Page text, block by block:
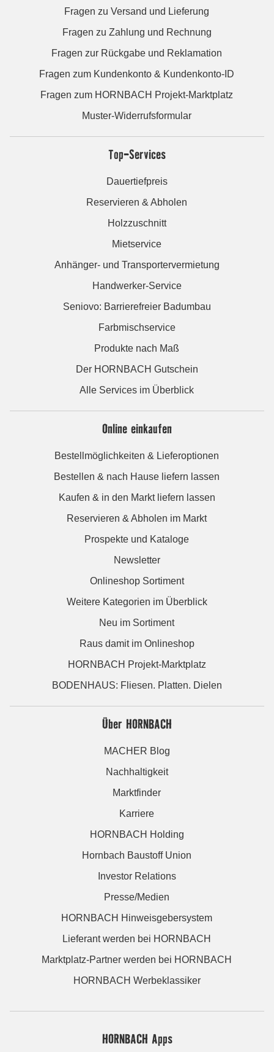
Fragen zu Versand und Lieferung
Fragen zu Zahlung und Rechnung
Fragen zur Rückgabe und Reklamation
Fragen zum Kundenkonto & Kundenkonto-ID
Fragen zum HORNBACH Projekt-Marktplatz
Muster-Widerrufsformular
Top-Services
Dauertiefpreis
Reservieren & Abholen
Holzzuschnitt
Mietservice
Anhänger- und Transportervermietung
Handwerker-Service
Seniovo: Barrierefreier Badumbau
Farbmischservice
Produkte nach Maß
Der HORNBACH Gutschein
Alle Services im Überblick
Online einkaufen
Bestellmöglichkeiten & Lieferoptionen
Bestellen & nach Hause liefern lassen
Kaufen & in den Markt liefern lassen
Reservieren & Abholen im Markt
Prospekte und Kataloge
Newsletter
Onlineshop Sortiment
Weitere Kategorien im Überblick
Neu im Sortiment
Raus damit im Onlineshop
HORNBACH Projekt-Marktplatz
BODENHAUS: Fliesen. Platten. Dielen
Über HORNBACH
MACHER Blog
Nachhaltigkeit
Marktfinder
Karriere
HORNBACH Holding
Hornbach Baustoff Union
Investor Relations
Presse/Medien
HORNBACH Hinweisgebersystem
Lieferant werden bei HORNBACH
Marktplatz-Partner werden bei HORNBACH
HORNBACH Werbeklassiker
HORNBACH Apps